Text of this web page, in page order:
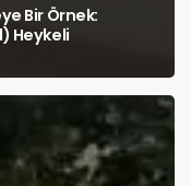
Bir Örnek:
Heykeli